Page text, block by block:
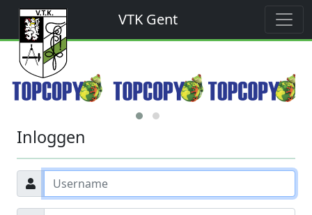
VTK Gent
Inloggen